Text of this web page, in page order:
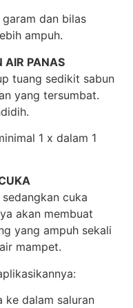
dan bilas
ampuh.
AIR PANAS
tuang sedikit sabun
yang tersumbat.
1 x dalam 1
cuka
akan membuat
yang ampuh sekali
mampet.
ke dalam saluran